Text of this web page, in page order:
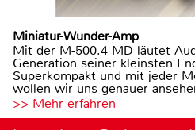
Miniatur-Wunder-Amp
Mit der M-500.4 MD läutet
Generation seiner kleinsten
Superkompakt und mit jeder
wollen wir uns genauer
>> Mehr erfahren